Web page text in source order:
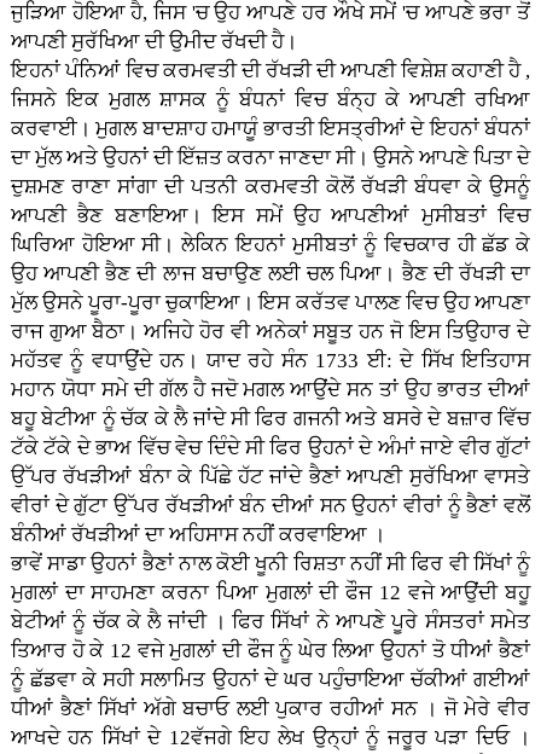
ਜੁੜਿਆ ਹੋਇਆ ਹੈ, ਜਿਸ 'ਚ ਉਹ ਆਪਣੇ ਹਰ ਔਖੇ ਸਮੇਂ 'ਚ ਆਪਣੇ ਭਰਾ ਤੋਂ
ਆਪਣੀ ਸੁਰੱਖਿਆ ਦੀ ਉਮੀਦ ਰੱਖਦੀ ਹੈ।
ਇਹਨਾਂ ਪੰਨਿਆਂ ਵਿਚ ਕਰਮਵਤੀ ਦੀ ਰੱਖੜੀ ਦੀ ਆਪਣੀ ਵਿਸ਼ੇਸ਼ ਕਹਾਣੀ ਹੈ ,
ਜਿਸਨੇ ਇਕ ਮੁਗਲ ਸ਼ਾਸਕ ਨੂੰ ਬੰਧਨਾਂ ਵਿਚ ਬੰਨ੍ਹ ਕੇ ਆਪਣੀ ਰਖਿਆ
ਕਰਵਾਈ। ਮੁਗਲ ਬਾਦਸ਼ਾਹ ਹਮਾਯੂੰ ਭਾਰਤੀ ਇਸਤ੍ਰੀਆਂ ਦੇ ਇਹਨਾਂ ਬੰਧਨਾਂ
ਦਾ ਮੁੱਲ ਅਤੇ ਉਹਨਾਂ ਦੀ ਇੱਜ਼ਤ ਕਰਨਾ ਜਾਣਦਾ ਸੀ। ਉਸਨੇ ਆਪਣੇ ਪਿਤਾ ਦੇ
ਦੁਸ਼ਮਣ ਰਾਣਾ ਸਾਂਗਾ ਦੀ ਪਤਨੀ ਕਰਮਵਤੀ ਕੋਲੋਂ ਰੱਖੜੀ ਬੰਧਵਾ ਕੇ ਉਸਨੂੰ
ਆਪਣੀ ਭੈਣ ਬਣਾਇਆ। ਇਸ ਸਮੇਂ ਉਹ ਆਪਣੀਆਂ ਮੁਸੀਬਤਾਂ ਵਿਚ
ਘਿਰਿਆ ਹੋਇਆ ਸੀ। ਲੇਕਿਨ ਇਹਨਾਂ ਮੁਸੀਬਤਾਂ ਨੂੰ ਵਿਚਕਾਰ ਹੀ ਛੱਡ ਕੇ
ਉਹ ਆਪਣੀ ਭੈਣ ਦੀ ਲਾਜ ਬਚਾਉਣ ਲਈ ਚਲ ਪਿਆ। ਭੈਣ ਦੀ ਰੱਖੜੀ ਦਾ
ਮੁੱਲ ਉਸਨੇ ਪੂਰਾ-ਪੂਰਾ ਚੁਕਾਇਆ। ਇਸ ਕਰੱਤਵ ਪਾਲਣ ਵਿਚ ਉਹ ਆਪਣਾ
ਰਾਜ ਗੁਆ ਬੈਠਾ। ਅਜਿਹੇ ਹੋਰ ਵੀ ਅਨੇਕਾਂ ਸਬੂਤ ਹਨ ਜੋ ਇਸ ਤਿਉਹਾਰ ਦੇ
ਮਹੱਤਵ ਨੂੰ ਵਧਾਉਂਦੇ ਹਨ। ਯਾਦ ਰਹੇ ਸੰਨ 1733 ਈ: ਦੇ ਸਿੱਖ ਇਤਿਹਾਸ
ਮਹਾਨ ਯੋਧਾ ਸਮੇ ਦੀ ਗੱਲ ਹੈ ਜਦੋ ਮਗਲ ਆਉਂਦੇ ਸਨ ਤਾਂ ਉਹ ਭਾਰਤ ਦੀਆਂ
ਬਹੂ ਬੇਟੀਆ ਨੂੰ ਚੱਕ ਕੇ ਲੈ ਜਾਂਦੇ ਸੀ ਫਿਰ ਗਜਨੀ ਅਤੇ ਬਸਰੇ ਦੇ ਬਜ਼ਾਰ ਵਿੱਚ
ਟੱਕੇ ਟੱਕੇ ਦੇ ਭਾਅ ਵਿੱਚ ਵੇਚ ਦਿੰਦੇ ਸੀ ਫਿਰ ਉਹਨਾਂ ਦੇ ਅੰਮਾਂ ਜਾਏ ਵੀਰ ਗੁੱਟਾਂ
ਉੱਪਰ ਰੱਖੜੀਆਂ ਬੰਨਾ ਕੇ ਪਿੱਛੇ ਹੱਟ ਜਾਂਦੇ ਭੈਣਾਂ ਆਪਣੀ ਸੁਰੱਖਿਆ ਵਾਸਤੇ
ਵੀਰਾਂ ਦੇ ਗੁੱਟਾ ਉੱਪਰ ਰੱਖੜੀਆਂ ਬੰਨ ਦੀਆਂ ਸਨ ਉਹਨਾਂ ਵੀਰਾਂ ਨੂੰ ਭੈਣਾਂ ਵਲੋਂ
ਬੰਨੀਆਂ ਰੱਖੜੀਆਂ ਦਾ ਅਹਿਸਾਸ ਨਹੀਂ ਕਰਵਾਇਆ ।
ਭਾਵੇਂ ਸਾਡਾ ਉਹਨਾਂ ਭੈਣਾਂ ਨਾਲ ਕੋਈ ਖੂਨੀ ਰਿਸ਼ਤਾ ਨਹੀਂ ਸੀ ਫਿਰ ਵੀ ਸਿੱਖਾਂ ਨੂੰ
ਮੁਗਲਾਂ ਦਾ ਸਾਹਮਣਾ ਕਰਨਾ ਪਿਆ ਮੁਗਲਾਂ ਦੀ ਫੌਜ 12 ਵਜੇ ਆਉਂਦੀ ਬਹੂ
ਬੇਟੀਆਂ ਨੂੰ ਚੱਕ ਕੇ ਲੈ ਜਾਂਦੀ । ਫਿਰ ਸਿੱਖਾਂ ਨੇ ਆਪਣੇ ਪੂਰੇ ਸੰਸਤਰਾਂ ਸਮੇਤ
ਤਿਆਰ ਹੋ ਕੇ 12 ਵਜੇ ਮੁਗਲਾਂ ਦੀ ਫੌਜ ਨੂੰ ਘੇਰ ਲਿਆ ਉਹਨਾਂ ਤੋ ਧੀਆਂ ਭੈਣਾਂ
ਨੂੰ ਛੱਡਵਾ ਕੇ ਸਹੀ ਸਲਾਮਿਤ ਉਹਨਾਂ ਦੇ ਘਰ ਪਹੁੰਚਾਇਆ ਚੱਕੀਆਂ ਗਈਆਂ
ਧੀਆਂ ਭੈਣਾਂ ਸਿੱਖਾਂ ਅੱਗੇ ਬਚਾਓ ਲਈ ਪੁਕਾਰ ਰਹੀਆਂ ਸਨ । ਜੋ ਮੇਰੇ ਵੀਰ
ਆਖਦੇ ਹਨ ਸਿੱਖਾਂ ਦੇ 12ਵੱਜਗੇ ਇਹ ਲੇਖ ਉਨ੍ਹਾਂ ਨੂੰ ਜਰੂਰ ਪੜਾ ਦਿਓ ।